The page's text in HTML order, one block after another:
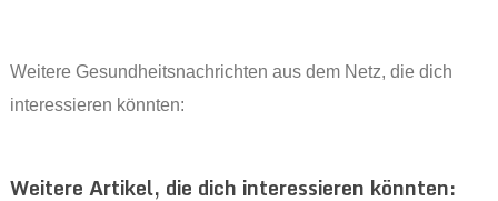
Weitere Gesundheitsnachrichten aus dem Netz, die dich
interessieren könnten:
Weitere Artikel, die dich interessieren könnten: